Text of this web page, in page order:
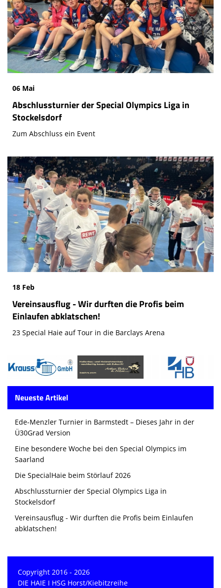
06 Mai
Abschlussturnier der Special Olympics Liga in
Stockelsdorf
Zum Abschluss ein Event
18 Feb
Vereinsausflug - Wir durften die Profis beim
Einlaufen abklatschen!
23 Special Haie auf Tour in die Barclays Arena
Neueste Artikel
Ede-Menzler Turnier in Barmstedt – Dieses Jahr in der
Ü30Grad Version
Eine besondere Woche bei den Special Olympics im
Saarland
Die SpecialHaie beim Störlauf 2026
Abschlussturnier der Special Olympics Liga in
Stockelsdorf
Vereinsausflug - Wir durften die Profis beim Einlaufen
abklatschen!
Copyright 2016 - 2026
DIE HAIE I HSG Horst/Kiebitzreihe